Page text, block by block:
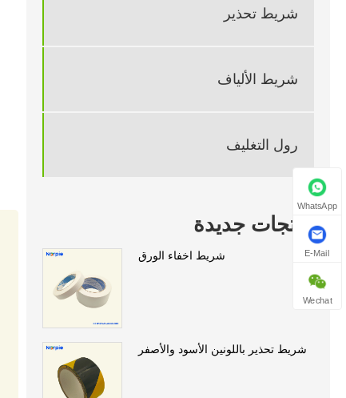
شريط تحذير
شريط الألياف
رول التغليف
منتجات جديدة
شريط اخفاء الورق
شريط تحذير باللونين الأسود والأصفر
WhatsApp
E-Mail
Wechat